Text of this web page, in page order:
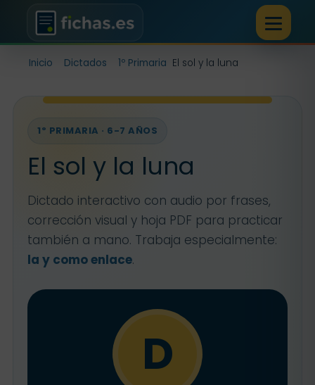
Inicio Dictados 1º Primaria El sol y la luna
1º PRIMARIA · 6-7 AÑOS
El sol y la luna
Dictado interactivo con audio por frases,
corrección visual y hoja PDF para practicar
también a mano. Trabaja especialmente:
la y como enlace.
D